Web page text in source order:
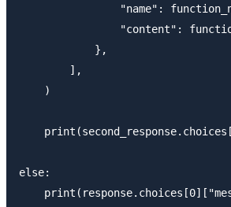
"name":
"content":
            },
        ],
    )
else: